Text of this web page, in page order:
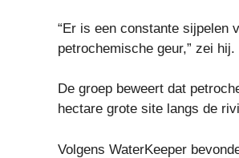
“Er is een constante sijpelen
petrochemische geur,” zei hij.
De groep beweert dat
hectare grote site langs de
Volgens WaterKeeper